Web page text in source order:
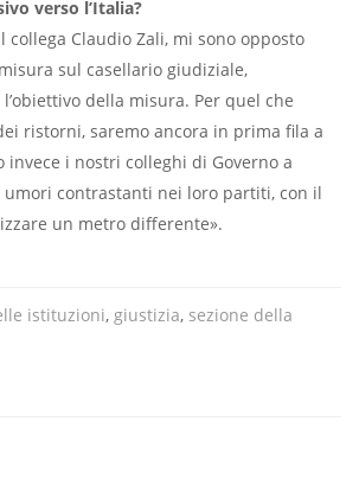
verso l’Italia?
collega Claudio Zali, mi sono opposto
sul casellario giudiziale,
della misura. Per quel che
ristorni, saremo ancora in prima fila a
invece i nostri colleghi di Governo a
contrastanti nei loro partiti, con il
un metro differente».
istituzioni, giustizia, sezione della